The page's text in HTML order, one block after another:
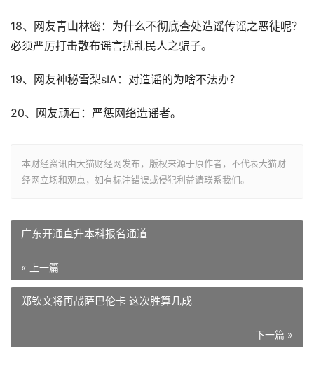
18、网友青山林密：为什么不彻底查处造谣传谣之恶徒呢？
必须严厉打击散布谣言扰乱民人之骗子。
19、网友神秘雪梨sIA：对造谣的为啥不法办？
20、网友顽石：严惩网络造谣者。
本财经资讯由大猫财经网发布，版权来源于原作者，不代表大猫财
经网立场和观点，如有标注错误或侵犯利益请联系我们。
广东开通直升本科报名通道
« 上一篇
郑钦文将再战萨巴伦卡 这次胜算几成
下一篇 »